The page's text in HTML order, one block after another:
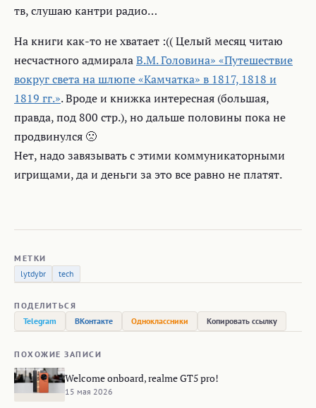
тв, слушаю кантри радио…
На книги как-то не хватает :(( Целый месяц читаю
несчастного адмиралаВ.М. Головина» «Путешествие
вокруг света на шлюпе «Камчатка» в 1817, 1818 и
1819 гг.». Вроде и книжка интересная (большая,
правда, под 800 стр.), но дальше половины пока не
продвинулся 🙁
Нет, надо завязывать с этими коммуникаторными
игрищами, да и деньги за это все равно не платят.
МЕТКИ
lytdybr
tech
ПОДЕЛИТЬСЯ
Telegram
ВКонтакте Одноклассники Копировать ссылку
ПОХОЖИЕ ЗАПИСИ
Welcome onboard, realme GT5 pro!
15 мая 2026